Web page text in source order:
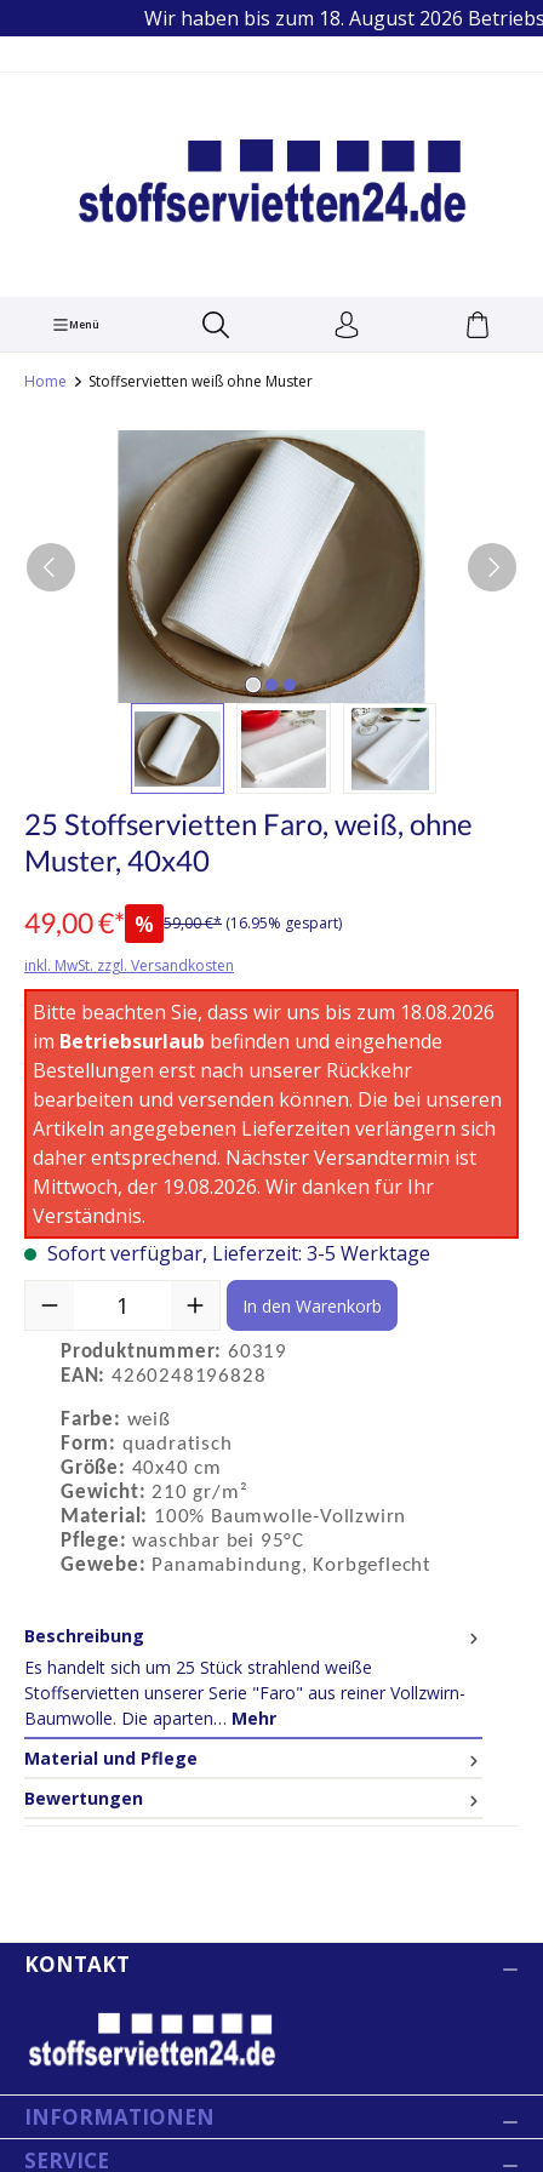
TEL.: +49 (0) 251 1445679
Wir haben bis zum 18. August 2026
Menü
Home Stoffservietten weiß ohne Muster
Bildergalerie überspringen
25 Stoffservietten Faro, weiß, ohne
Muster, 40x40
49,00 €* % 59,00 €* (16.95% gespart)
inkl. MwSt. zzgl. Versandkosten
Bitte beachten Sie, dass wir uns bis zum 18.08.2026
im Betriebsurlaub befinden und eingehende
Bestellungen erst nach unserer Rückkehr
bearbeiten und versenden können. Die bei unseren
Artikeln angegebenen Lieferzeiten verlängern sich
daher entsprechend. Nächster Versandtermin ist
Mittwoch, der 19.08.2026. Wir danken für Ihr
Verständnis.
Sofort verfügbar, Lieferzeit: 3-5 Werktage
Produkt Anzahl: Gib den gewünschten Wert ein oder benutze
In den Warenkorb
Produktnummer: 60319
EAN: 4260248196828
Farbe: weiß
Form: quadratisch
Größe: 40x40 cm
Gewicht:210 gr/m²
Material: 100% Baumwolle-Vollzwirn
Pflege:waschbar bei 95°C
Gewebe: Panamabindung, Korbgeflecht
Beschreibung
Es handelt sich um 25 Stück strahlend weiße
Stoffservietten unserer Serie "Faro" aus reiner Vollzwirn-
Baumwolle. Die aparten… Mehr
Material und Pflege
Bewertungen
KONTAKT
INFORMATIONEN
SERVICE